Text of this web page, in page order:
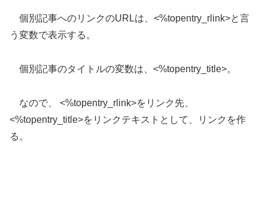
個別記事へのリンクのURLは、<%topentry_rlink>と言
う変数で表示する。
個別記事のタイトルの変数は、<%topentry_title>。
なので、 <%topentry_rlink>をリンク先、
<%topentry_title>をリンクテキストとして、リンクを作
る。